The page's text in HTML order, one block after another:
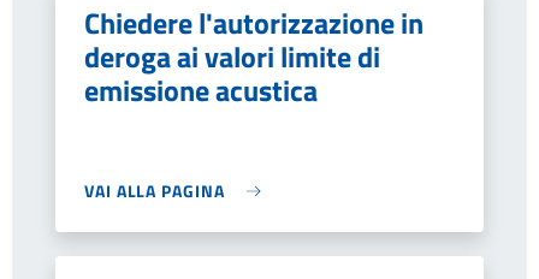
Chiedere l'autorizzazione in
deroga ai valori limite di
emissione acustica
VAI ALLA PAGINA